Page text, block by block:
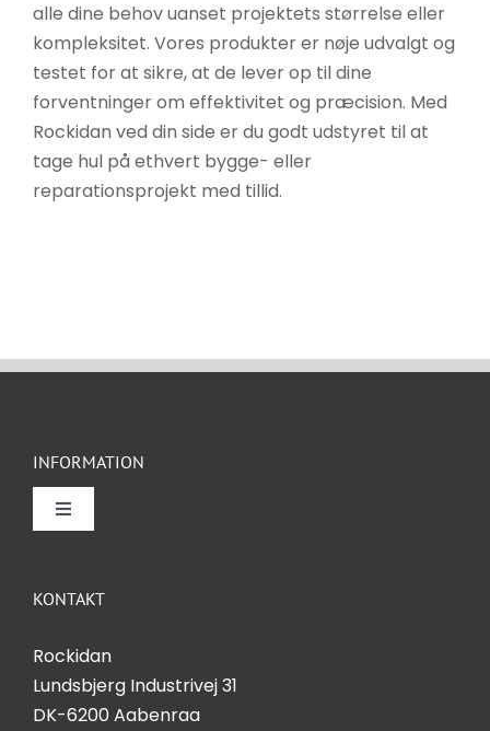
alle dine behov uanset projektets størrelse eller
kompleksitet. Vores produkter er nøje udvalgt og
testet for at sikre, at de lever op til dine
forventninger om effektivitet og præcision. Med
Rockidan ved din side er du godt udstyret til at
tage hul på ethvert bygge- eller
reparationsprojekt med tillid.
KONTAKT
Rockidan
Lundsbjerg Industrivej 31
DK-6200 Aabenraa
INFORMATION
Toggle
Salgs- og leveringsbetingelser